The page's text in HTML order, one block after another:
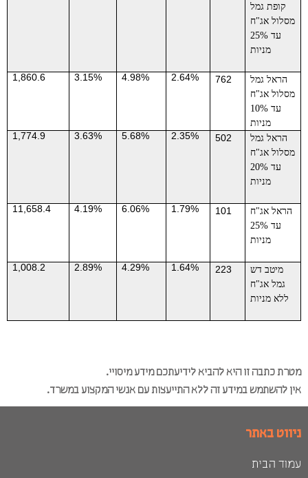
קופת גמל
מסלול אג"ח
עד 25%
מניות
הראל גמל
מסלול אג"ח
עד 10%
מניות
762
2.64%
4.98%
3.15%
1,860.6
הראל גמל
מסלול אג"ח
עד 20%
מניות
502
2.35%
5.68%
3.63%
1,774.9
הראל אג"ח
עד 25%
מניות
101
1.79%
6.06%
4.19%
11,658.4
מיטב דש
גמל אג"ח
ללא מניות
223
1.64%
4.29%
2.89%
1,008.2
כתבה זו היא להביא לידיעתכם מידע מיסויי.
להשתמש במידע זה ללא התייעצות עם אנשי המקצוע במשרד.
באתר
הבית